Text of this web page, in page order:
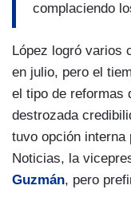
complaciendo
López logró varios
en julio, pero el
el tipo de reformas
destrozada
tuvo opción interna
Noticias, la
Guzmán, pero